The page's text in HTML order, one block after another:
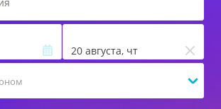
20 августа, чт